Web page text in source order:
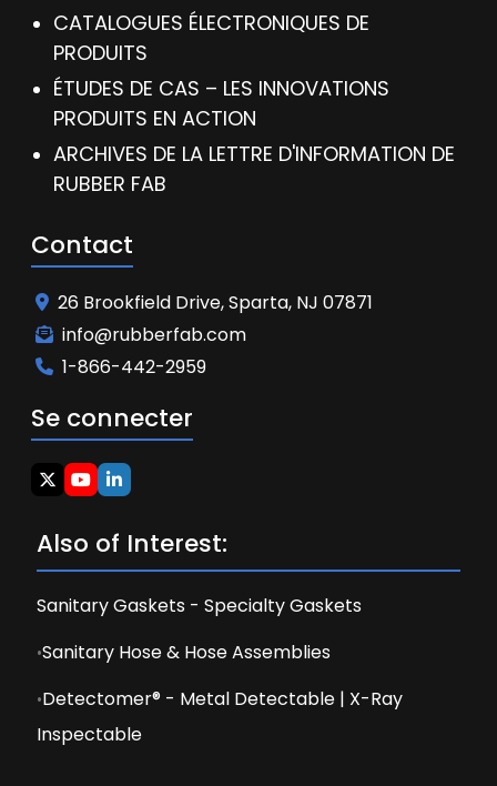
CATALOGUES ÉLECTRONIQUES DE
PRODUITS
ÉTUDES DE CAS – LES INNOVATIONS
PRODUITS EN ACTION
ARCHIVES DE LA LETTRE D'INFORMATION DE
RUBBER FAB
Contact
26 Brookfield Drive, Sparta, NJ 07871
info@rubberfab.com
1-866-442-2959
Se connecter
Also of Interest:
Sanitary Gaskets - Specialty Gaskets
Sanitary Hose & Hose Assemblies
Detectomer® - Metal Detectable | X-Ray
Inspectable